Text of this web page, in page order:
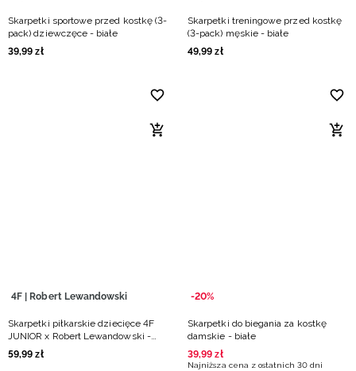
Skarpetki sportowe przed kostkę (3-
pack) dziewczęce - białe
39,99 zł
Skarpetki treningowe przed kostkę
(3-pack) męskie - białe
49,99 zł
4F | Robert Lewandowski
Skarpetki piłkarskie dziecięce 4F
JUNIOR x Robert Lewandowski -
białe
59,99 zł
-20%
Skarpetki do biegania za kostkę
damskie - białe
39,99 zł
Najniższa cena z ostatnich 30 dni